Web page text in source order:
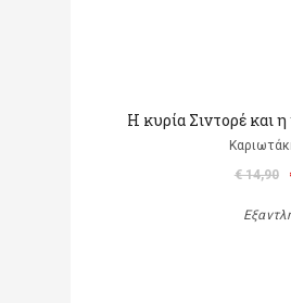
Η κυρία Σιντορέ και
€ 14,90